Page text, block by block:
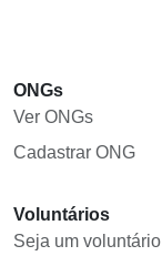
ONGs
Ver ONGs
Cadastrar ONG
Voluntários
Seja um voluntário